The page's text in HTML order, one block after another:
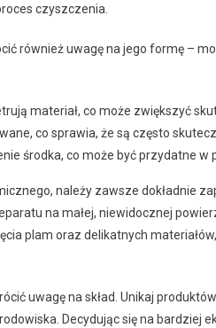
czyszczenia.
również uwagę na jego formę –
materiał, co może zwiększyć
co sprawia, że są często
środka, co może być przydatne w
należy zawsze dokładnie
na małej, niewidocznej
plam oraz delikatnych
uwagę na skład. Unikaj
Decydując się na bardziej